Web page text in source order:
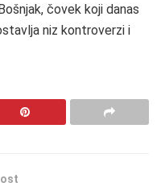
čovek koji danas
niz kontroverzi i